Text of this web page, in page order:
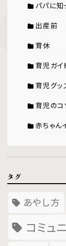
パパに知
出産前
育休
育児ガイ
育児グッ
育児のコ
赤ちゃん
タグ
あやし方
コミュ